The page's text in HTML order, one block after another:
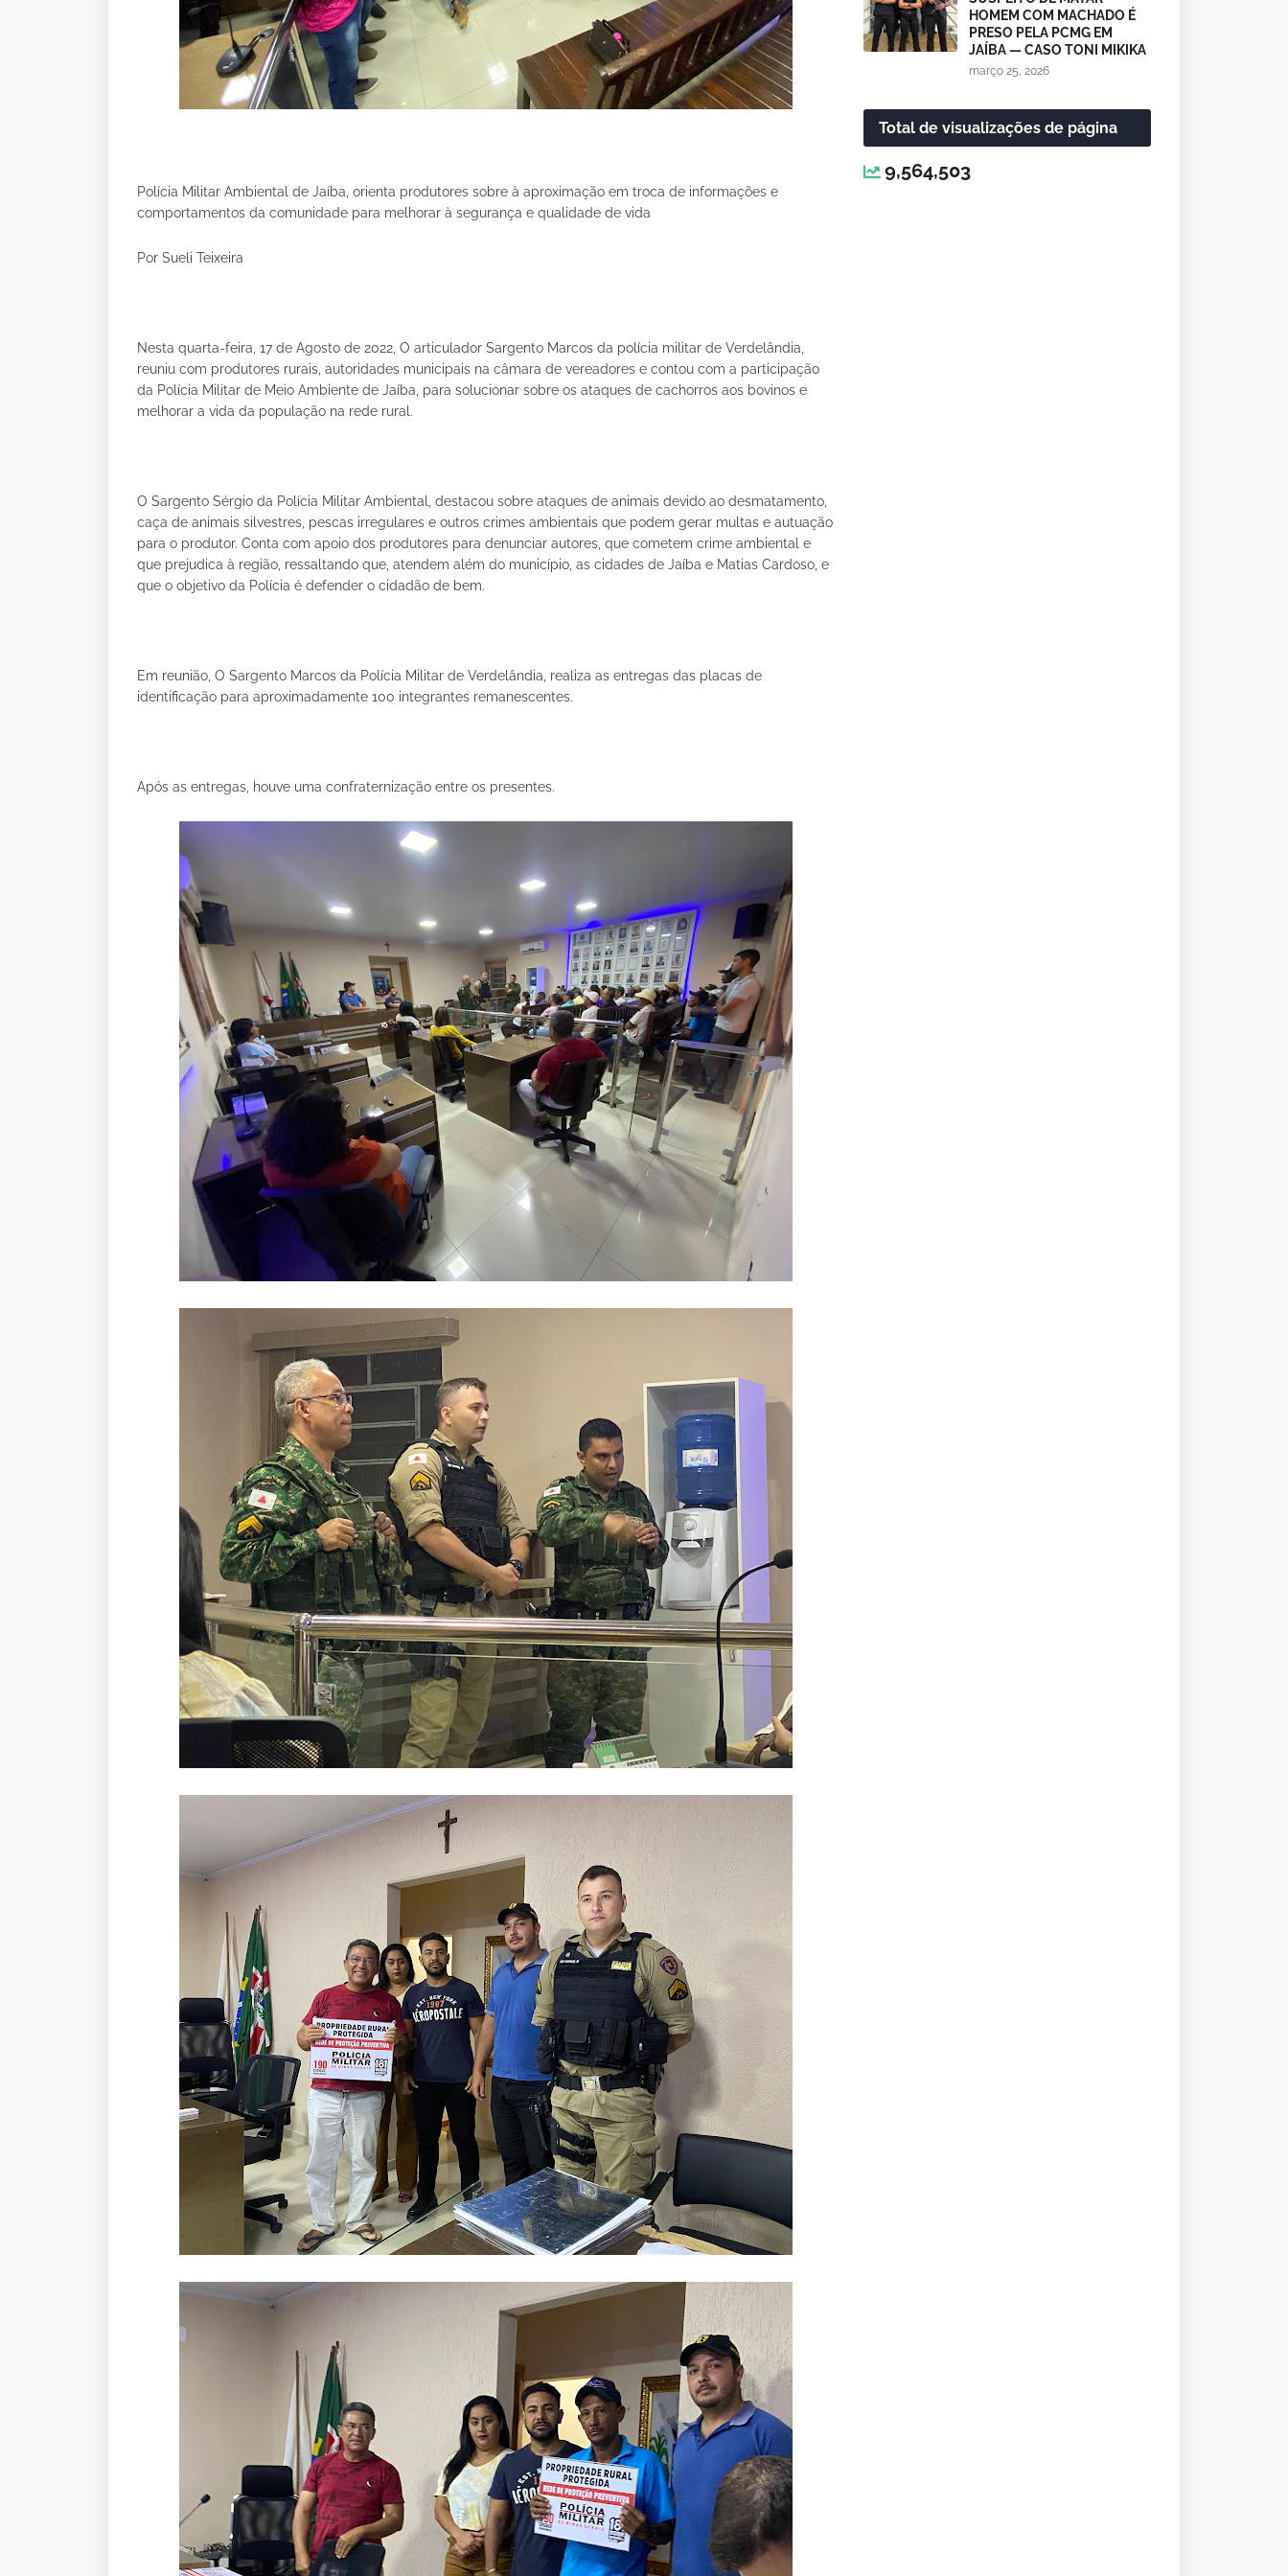
Polícia Militar Ambiental de Jaíba, orienta produtores sobre à aproximação em troca de informações e
comportamentos da comunidade para melhorar à segurança e qualidade de vida
Por Sueli Teixeira
Nesta quarta-feira, 17 de Agosto de 2022, O articulador Sargento Marcos da polícia militar de Verdelândia,
reuniu com produtores rurais, autoridades municipais na câmara de vereadores e contou com a participação
da Polícia Militar de Meio Ambiente de Jaíba, para solucionar sobre os ataques de cachorros aos bovinos e
melhorar a vida da população na rede rural.
O Sargento Sérgio da Polícia Militar Ambiental, destacou sobre ataques de animais devido ao desmatamento,
caça de animais silvestres, pescas irregulares e outros crimes ambientais que podem gerar multas e autuação
para o produtor. Conta com apoio dos produtores para denunciar autores, que cometem crime ambiental e
que prejudica à região, ressaltando que, atendem além do município, as cidades de Jaíba e Matias Cardoso, e
que o objetivo da Polícia é defender o cidadão de bem.
Em reunião, O Sargento Marcos da Polícia Militar de Verdelândia, realiza as entregas das placas de
identificação para aproximadamente 100 integrantes remanescentes.
Após as entregas, houve uma confraternização entre os presentes.
HOMEM COM MACHADO É
PRESO PELA PCMG EM
JAÍBA — CASO TONI MIKIKA
março 25, 2026
Total de visualizações de página
9,564,503